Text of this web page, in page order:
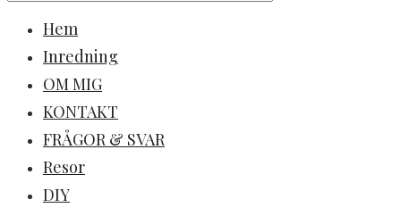
Hem
Inredning
OM MIG
KONTAKT
FRÅGOR & SVAR
Resor
DIY